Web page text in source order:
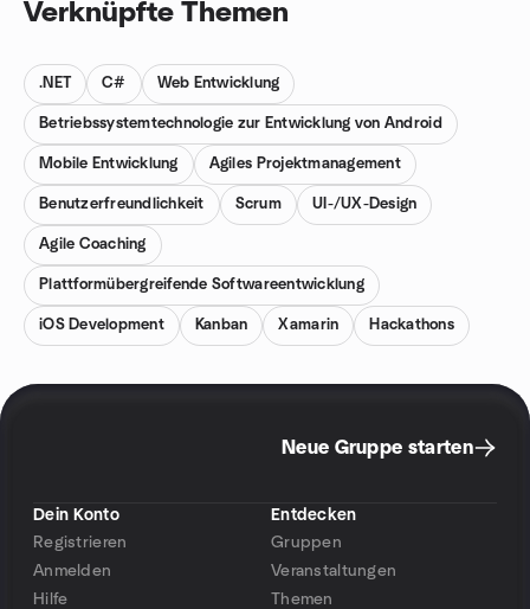
Verknüpfte Themen
.NET C# Web Entwicklung
Betriebssystemtechnologie zur Entwicklung von Android
Mobile Entwicklung Agiles Projektmanagement
Benutzerfreundlichkeit Scrum UI-/UX-Design
Agile Coaching
Plattformübergreifende Softwareentwicklung
iOS Development Kanban Xamarin Hackathons
Neue Gruppe starten
Dein Konto
Registrieren
Anmelden
Hilfe
Entdecken
Gruppen
Veranstaltungen
Themen